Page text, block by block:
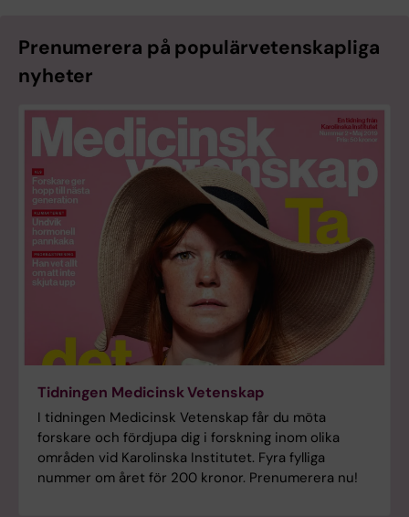
Prenumerera på populärvetenskapliga
nyheter
Tidningen Medicinsk Vetenskap
I tidningen Medicinsk Vetenskap får du möta
forskare och fördjupa dig i forskning inom olika
områden vid Karolinska Institutet. Fyra fylliga
nummer om året för 200 kronor. Prenumerera nu!